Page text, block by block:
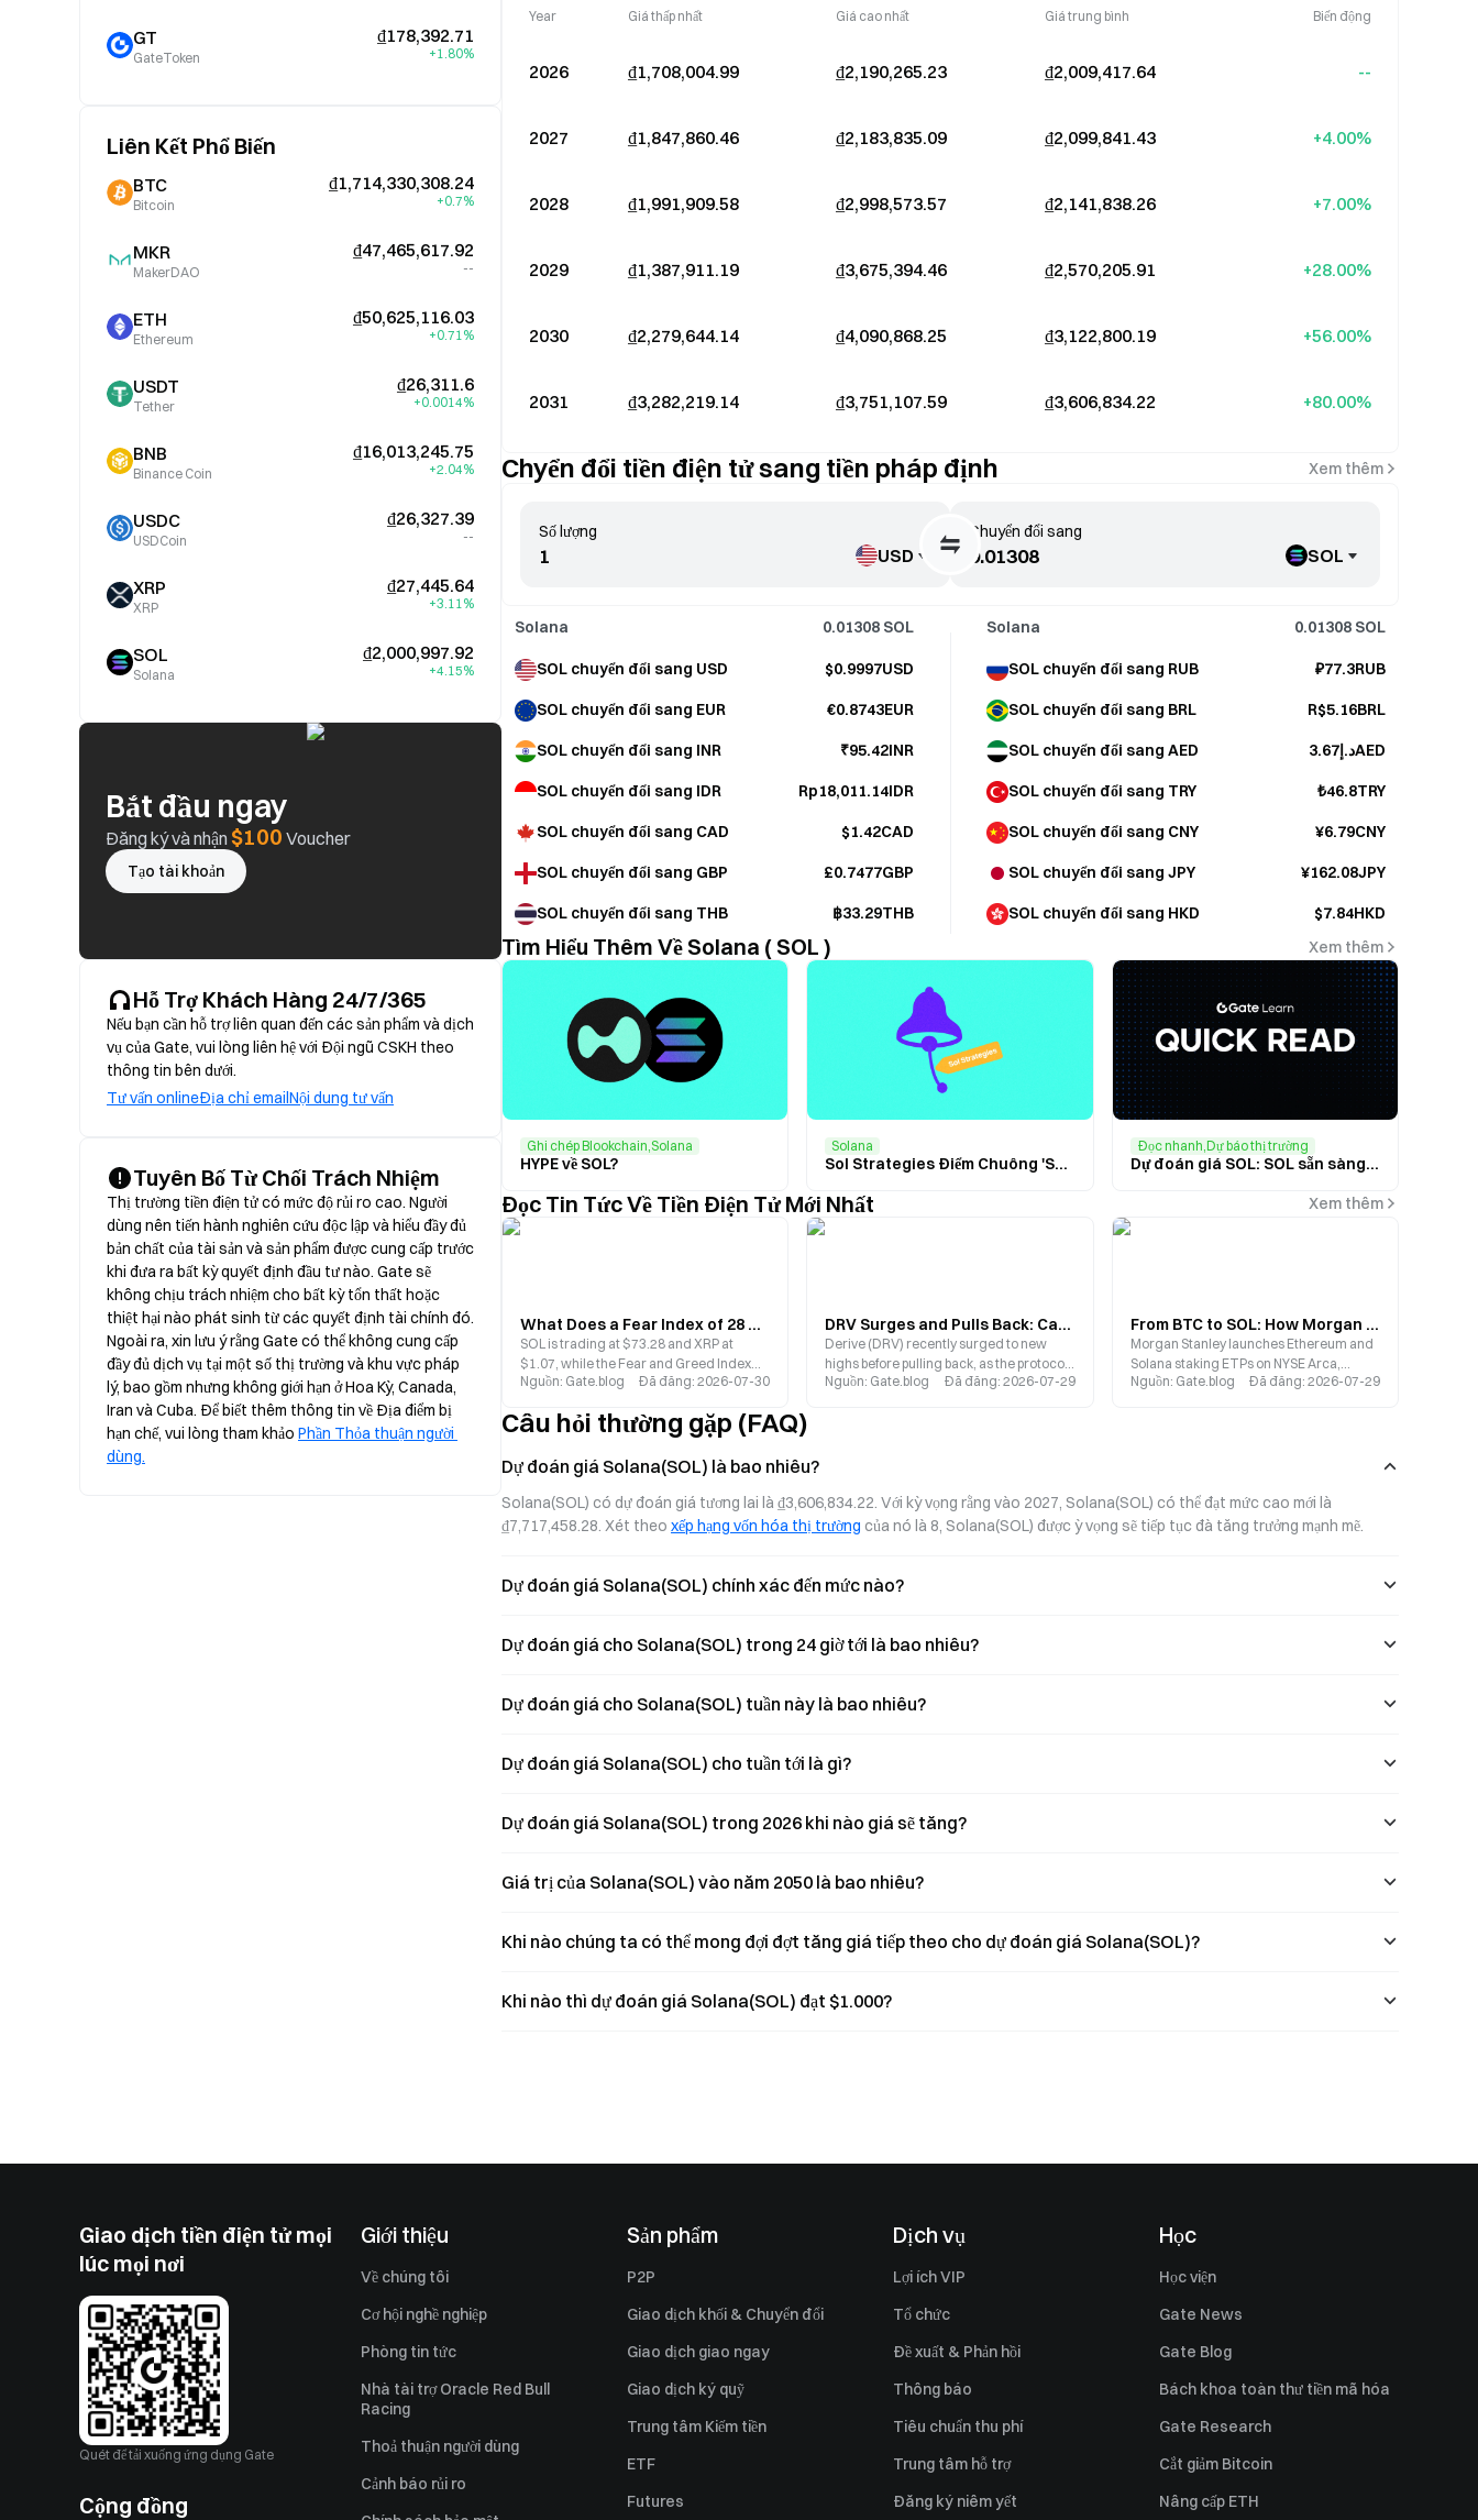
GT
GateToken
₫178,392.71
+1.80%
Liên Kết Phổ Biến
BTC
Bitcoin
₫1,714,330,308.24
+0.7%
MKR
MakerDAO
₫47,465,617.92
--
ETH
Ethereum
₫50,625,116.03
+0.71%
USDT
Tether
₫26,311.6
+0.0014%
BNB
Binance Coin
₫16,013,245.75
+2.04%
USDC
USDCoin
₫26,327.39
--
XRP
XRP
₫27,445.64
+3.11%
SOL
Solana
₫2,000,997.92
+4.15%
Bắt đầu ngay
Đăng ký và nhận $100 Voucher
Tạo tài khoản
Hỗ Trợ Khách Hàng 24/7/365
Nếu bạn cần hỗ trợ liên quan đến các sản phẩm và dịch
vụ của Gate, vui lòng liên hệ với Đội ngũ CSKH theo
thông tin bên dưới.
Tư vấn onlineĐịa chỉ emailNội dung tư vấn
Tuyên Bố Từ Chối Trách Nhiệm
Thị trường tiền điện tử có mức độ rủi ro cao. Người
dùng nên tiến hành nghiên cứu độc lập và hiểu đầy đủ
bản chất của tài sản và sản phẩm được cung cấp trước
khi đưa ra bất kỳ quyết định đầu tư nào. Gate sẽ
không chịu trách nhiệm cho bất kỳ tổn thất hoặc
thiệt hại nào phát sinh từ các quyết định tài chính đó.
Ngoài ra, xin lưu ý rằng Gate có thể không cung cấp
đầy đủ dịch vụ tại một số thị trường và khu vực pháp
lý, bao gồm nhưng không giới hạn ở Hoa Kỳ, Canada,
Iran và Cuba. Để biết thêm thông tin về Địa điểm bị
hạn chế, vui lòng tham khảo Phần Thỏa thuận người
dùng.
Year Giá thấp nhất Giá cao nhất Giá trung bình Biến động
2026 ₫1,708,004.99 ₫2,190,265.23 ₫2,009,417.64 --
2027 ₫1,847,860.46 ₫2,183,835.09 ₫2,099,841.43 +4.00%
2028 ₫1,991,909.58 ₫2,998,573.57 ₫2,141,838.26 +7.00%
2029 ₫1,387,911.19 ₫3,675,394.46 ₫2,570,205.91 +28.00%
2030 ₫2,279,644.14 ₫4,090,868.25 ₫3,122,800.19 +56.00%
2031 ₫3,282,219.14 ₫3,751,107.59 ₫3,606,834.22 +80.00%
Chyển đổi tiền điện tử sang tiền pháp định Xem thêm
Chuyển đổi sang
SOL
Số lượng
USD
Solana 0.01308 SOL
SOL chuyển đổi sang USD $0.9997USD
SOL chuyển đổi sang EUR €0.8743EUR
SOL chuyển đổi sang INR ₹95.42INR
SOL chuyển đổi sang IDR Rp18,011.14IDR
SOL chuyển đổi sang CAD $1.42CAD
SOL chuyển đổi sang GBP £0.7477GBP
SOL chuyển đổi sang THB ฿33.29THB
Solana 0.01308 SOL
SOL chuyển đổi sang RUB ₽77.3RUB
SOL chuyển đổi sang BRL R$5.16BRL
SOL chuyển đổi sang AED د.إ3.67AED
SOL chuyển đổi sang TRY ₺46.8TRY
SOL chuyển đổi sang CNY ¥6.79CNY
SOL chuyển đổi sang JPY ¥162.08JPY
SOL chuyển đổi sang HKD $7.84HKD
Tìm Hiểu Thêm Về Solana ( SOL ) Xem thêm
Ghi chép Blookchain,Solana
HYPE về SOL?
Solana
Sol Strategies Điểm Chuông 'STKE'
Đọc nhanh,Dự báo thị trường
Dự đoán giá SOL: SOL sẵn sàng thách thức mốc $300 trong thời gian tới
Đọc Tin Tức Về Tiền Điện Tử Mới Nhất Xem thêm
What Does a Fear Index of 28 Mean? Interpreting Market Sentiment as SOL and XRP Face Simultaneous Pressure
SOL is trading at $73.28 and XRP at
$1.07, while the Fear and Greed Index
has dropped back to 28. This article uses
performance during periods of fear,
analyzing the structural implications of
current market sentiment.
Nguồn: Gate.blog Đã đăng:2026-07-30
DRV Surges and Pulls Back: Can Derive’s Institutional Expansion and Token Buybacks Redefine Its Valuation Model?
Derive (DRV) recently surged to new
highs before pulling back, as the protocol
implemented a series of significant
challenging DRV’s valuation from three
perspectives: token supply and demand,
Nguồn: Gate.blog Đã đăng: 2026-07-29
From BTC to SOL: How Morgan Stanley’s Staking ETPs Are Reshaping Institutional Crypto Allocations
Morgan Stanley launches Ethereum and
Solana staking ETPs on NYSE Arca,
featuring a 0.14% fee and passing
Nguồn: Gate.blog Đã đăng: 2026-07-29
Câu hỏi thường gặp (FAQ)
Dự đoán giá Solana(SOL) là bao nhiêu?
Solana(SOL) có dự đoán giá tương lai là ₫3,606,834.22. Với kỳ vọng rằng vào 2027, Solana(SOL) có thể đạt mức cao mới là
₫7,717,458.28. Xét theo xếp hạng vốn hóa thị trường của nó là 8, Solana(SOL) được ỳ vọng sẽ tiếp tục đà tăng trưởng mạnh mẽ.
Dự đoán giá Solana(SOL) chính xác đến mức nào?
Dự đoán giá cho Solana(SOL) trong 24 giờ tới là bao nhiêu?
Dự đoán giá cho Solana(SOL) tuần này là bao nhiêu?
Dự đoán giá Solana(SOL) cho tuần tới là gì?
Dự đoán giá Solana(SOL) trong 2026 khi nào giá sẽ tăng?
Giá trị của Solana(SOL) vào năm 2050 là bao nhiêu?
Khi nào chúng ta có thể mong đợi đợt tăng giá tiếp theo cho dự đoán giá Solana(SOL)?
Khi nào thì dự đoán giá Solana(SOL) đạt $1.000?
Giao dịch tiền điện tử mọi
lúc mọi nơi
Quét để tải xuống ứng dụng Gate
Cộng đồng
Giới thiệu
Về chúng tôi
Cơ hội nghề nghiệp
Phòng tin tức
Nhà tài trợ Oracle Red Bull
Racing
Thoả thuận người dùng
Cảnh báo rủi ro
Sản phẩm
P2P
Giao dịch khối & Chuyển đổi
Giao dịch giao ngay
Giao dịch ký quỹ
Trung tâm Kiếm tiền
ETF
Futures
Dịch vụ
Lợi ích VIP
Tổ chức
Đề xuất & Phản hồi
Thông báo
Tiêu chuẩn thu phí
Trung tâm hỗ trợ
Đăng ký niêm yết
Học
Học viện
Gate News
Gate Blog
Bách khoa toàn thư tiền mã hóa
Gate Research
Cắt giảm Bitcoin
Nâng cấp ETH